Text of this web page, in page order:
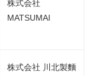
株式会社
MATSUMAI
株式会社 川北製麵